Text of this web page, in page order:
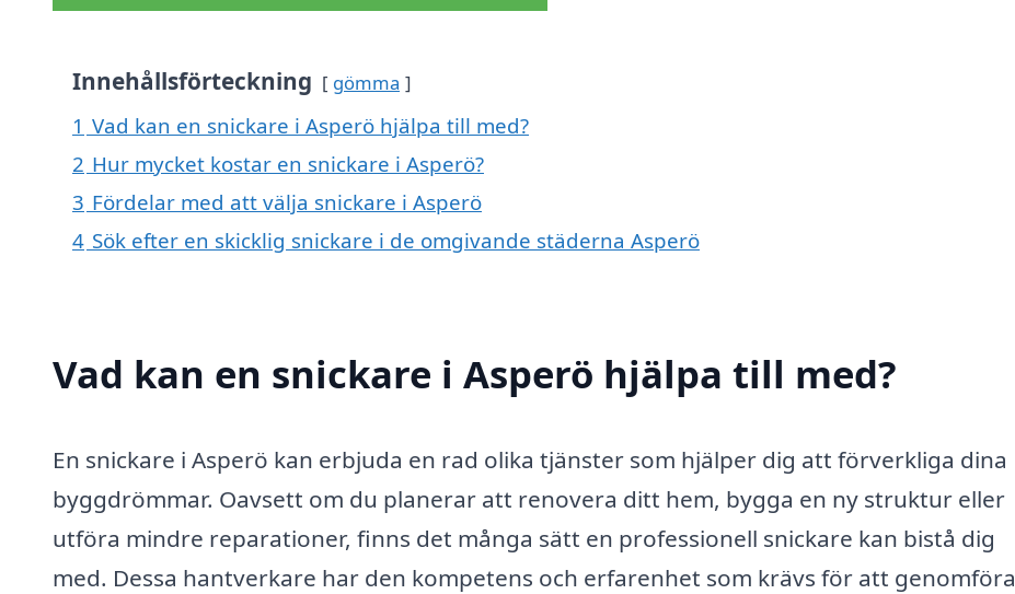
Innehållsförteckning gömma
1 Vad kan en snickare i Asperö hjälpa till med?
2 Hur mycket kostar en snickare i Asperö?
3 Fördelar med att välja snickare i Asperö
4 Sök efter en skicklig snickare i de omgivande städerna Asperö
Vad kan en snickare i Asperö hjälpa till med?
En snickare i Asperö kan erbjuda en rad olika tjänster som hjälper dig att förverkliga dina
byggdrömmar. Oavsett om du planerar att renovera ditt hem, bygga en ny struktur eller
utföra mindre reparationer, finns det många sätt en professionell snickare kan bistå dig
med. Dessa hantverkare har den kompetens och erfarenhet som krävs för att genomföra